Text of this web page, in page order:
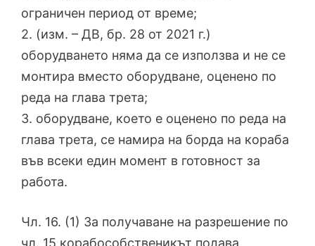
ограничен период от време;
2. (изм. – ДВ, бр. 28 от 2021 г.)
оборудването няма да се използва и не се
монтира вместо оборудване, оценено по
реда на глава трета;
3. оборудване, което е оценено по реда на
глава трета, се намира на борда на кораба
във всеки един момент в готовност за
работа.
Чл. 16. (1) За получаване на разрешение по
чл. 15 корабособственикът подава